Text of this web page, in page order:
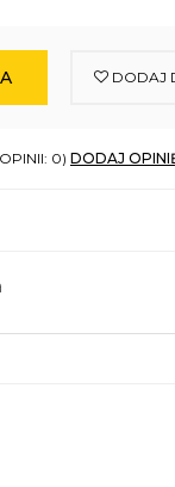
DODAJ
0) DODAJ